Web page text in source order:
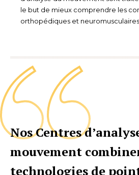
le but de mieux comprendre les
orthopédiques et
Nos Centres
mouvement
technologies de